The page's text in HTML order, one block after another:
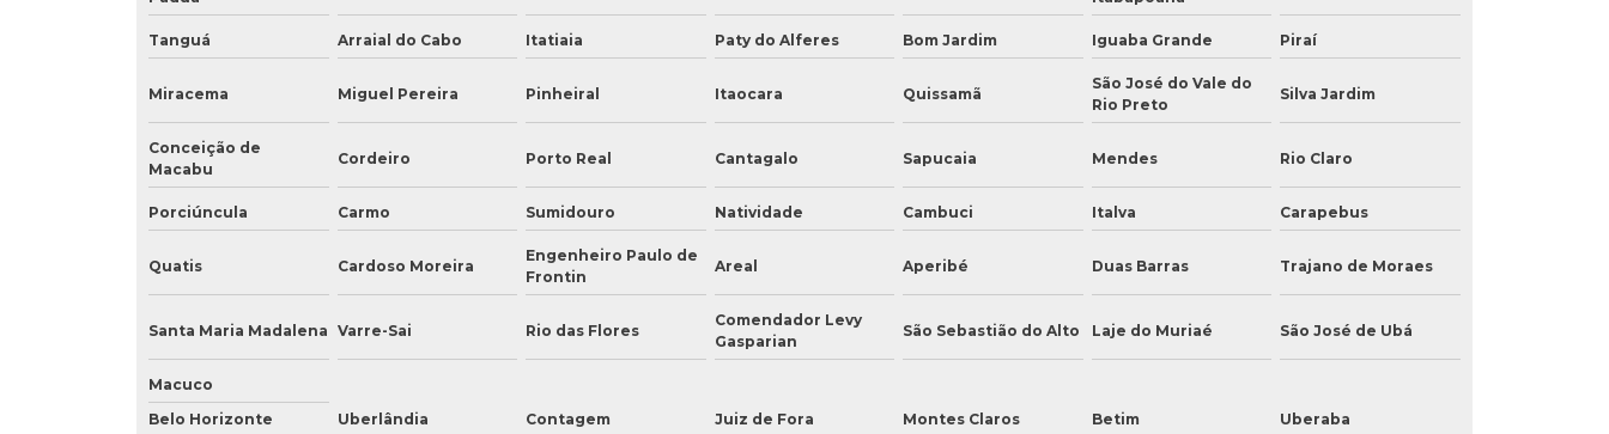
Tanguá Arraial do Cabo Itatiaia Paty do Alferes Bom Jardim Iguaba Grande Piraí
Miracema Miguel Pereira Pinheiral Itaocara Quissamã
São José do Vale do
Rio Preto
Silva Jardim
Conceição de
Macabu
Cordeiro Porto Real Cantagalo Sapucaia Mendes Rio Claro
Porciúncula Carmo Sumidouro Natividade Cambuci Italva Carapebus
Quatis Cardoso Moreira
Engenheiro Paulo de
Frontin
Areal Aperibé Duas Barras Trajano de Moraes
Santa Maria Madalena Varre-Sai Rio das Flores
Comendador Levy
Gasparian
São Sebastião do Alto Laje do Muriaé São José de Ubá
Macuco
Belo Horizonte
Uberlândia Contagem Juiz de Fora Montes Claros Betim Uberaba